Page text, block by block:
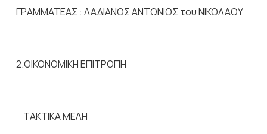
ΓΡΑΜΜΑΤΕΑΣ : ΛΑΔΙΑΝΟΣ ΑΝΤΩΝΙΟΣ του ΝΙΚΟΛΑΟΥ
2.ΟΙΚΟΝΟΜΙΚΗ ΕΠΙΤΡΟΠΗ
ΤΑΚΤΙΚΑ ΜΕΛΗ